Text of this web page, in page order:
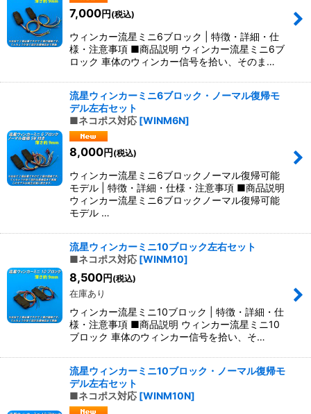
7,000円 (税込)
ウィンカー流星ミニ6ブロック | 特徴・詳細・仕
様・注意事項 ■商品説明 ウィンカー流星ミニ6ブ
ロック 車体のウィンカー信号を拾い、そのま…
流星ウィンカーミニ6ブロック・ノーマル復帰モ
デル左右セット
■ネコポス対応 [WINM6N]
8,000円 (税込)
ウィンカー流星ミニ6ブロックノーマル復帰可能
モデル | 特徴・詳細・仕様・注意事項 ■商品説明
ウィンカー流星ミニ6ブロックノーマル復帰可能
モデル …
流星ウィンカーミニ10ブロック左右セット
■ネコポス対応 [WINM10]
8,500円 (税込)
在庫あり
ウィンカー流星ミニ10ブロック | 特徴・詳細・仕
様・注意事項 ■商品説明 ウィンカー流星ミニ10
ブロック 車体のウィンカー信号を拾い、そ…
流星ウィンカーミニ10ブロック・ノーマル復帰モ
デル左右セット
■ネコポス対応 [WINM10N]